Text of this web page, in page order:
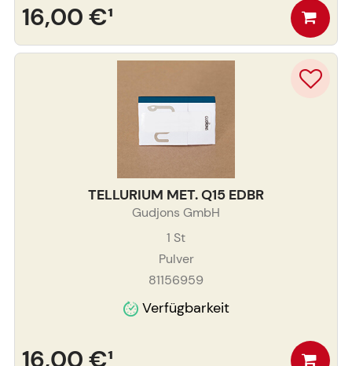
16,00 €¹
TELLURIUM MET. Q15 EDBR
Gudjons GmbH
1 St
Pulver
81156959
Verfügbarkeit
16,00 €¹